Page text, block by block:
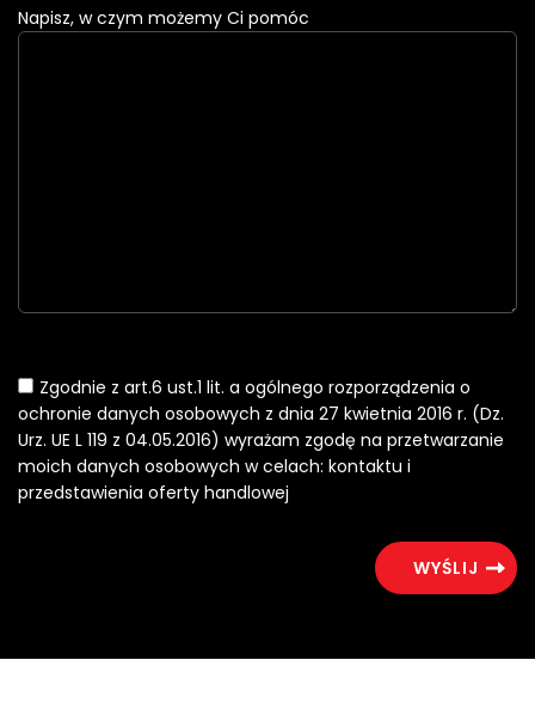
Napisz, w czym możemy Ci pomóc
Zgodnie z art.6 ust.1 lit. a ogólnego rozporządzenia o
ochronie danych osobowych z dnia 27 kwietnia 2016 r. (Dz.
Urz. UE L 119 z 04.05.2016) wyrażam zgodę na przetwarzanie
moich danych osobowych w celach: kontaktu i
przedstawienia oferty handlowej